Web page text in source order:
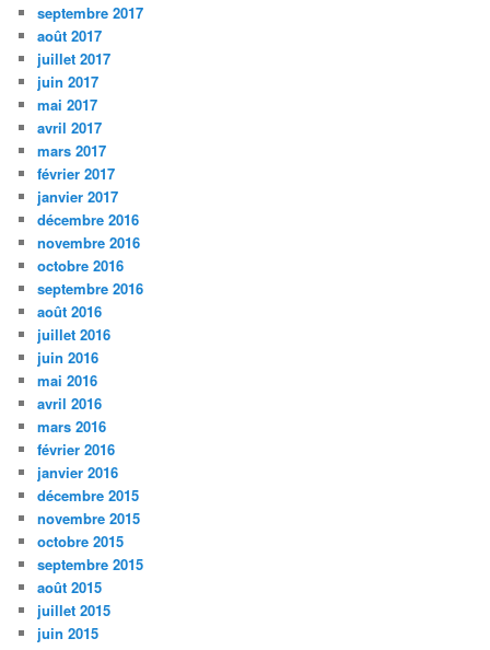
septembre 2017
août 2017
juillet 2017
juin 2017
mai 2017
avril 2017
mars 2017
février 2017
janvier 2017
décembre 2016
novembre 2016
octobre 2016
septembre 2016
août 2016
juillet 2016
juin 2016
mai 2016
avril 2016
mars 2016
février 2016
janvier 2016
décembre 2015
novembre 2015
octobre 2015
septembre 2015
août 2015
juillet 2015
juin 2015